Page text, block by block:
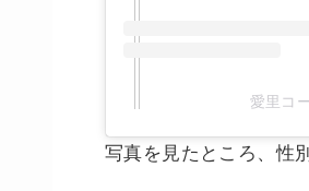
愛里コ
写真を見たところ、性